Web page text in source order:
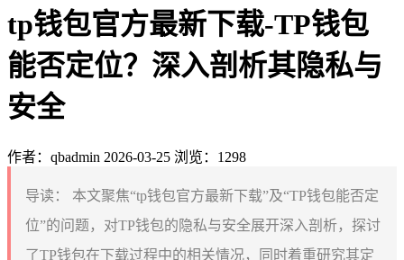
tp钱包官方最新下载-TP钱包
能否定位？深入剖析其隐私与
安全
作者：qbadmin 2026-03-25 浏览：1298
导读：
本文聚焦“tp钱包官方最新下载”及“TP钱包能否定
位”的问题，对TP钱包的隐私与安全展开深入剖析，探讨
了TP钱包在下载过程中的相关情况，同时着重研究其定